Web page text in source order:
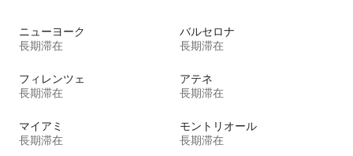
ニューヨーク
長期滞在
バルセロナ
長期滞在
フィレンツェ
長期滞在
アテネ
長期滞在
マイアミ
長期滞在
モントリオール
長期滞在